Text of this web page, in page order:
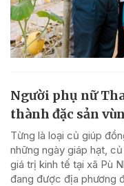
Người phụ nữ
thành đặc sản
Từng là loại củ giúp
những ngày giáp hạt,
giá trị kinh tế tại xã Pù
đang được địa phương